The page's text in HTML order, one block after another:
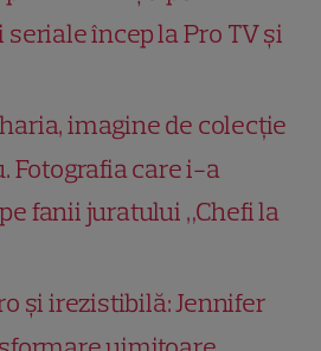
încep la Pro TV și
imagine de colecție
Fotografia care i-a
fanii juratului „Chefi la
și irezistibilă: Jennifer